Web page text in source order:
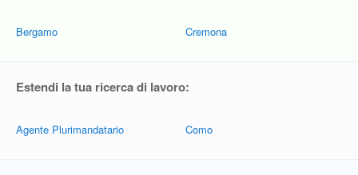
Bergamo Cremona
Estendi la tua ricerca di lavoro:
Agente Plurimandatario Como